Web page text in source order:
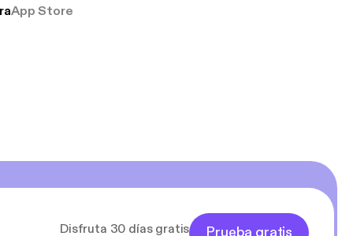
App Store
Disfruta 30 días gratis